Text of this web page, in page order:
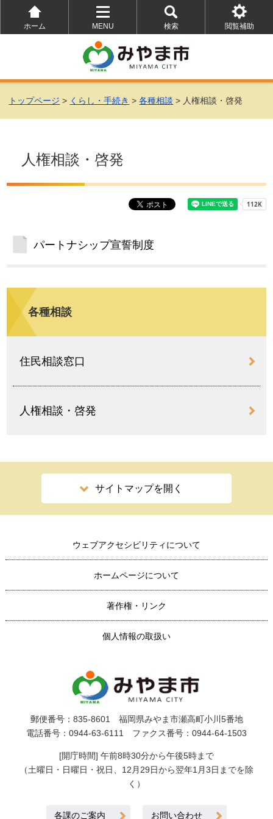
ホーム
MENU
を
開
く
検索
を
開
く
閲覧補助
を
トップページ > くらし・手続き >各種相談 > 人権相談・啓発
人権相談・啓発
パートナシップ宣誓制度
各種相談
住民相談窓口
人権相談・啓発
サイトマップを開く
ウェブアクセシビリティについて
ホームページについて
著作権・リンク
個人情報の取扱い
郵便番号：835-8601 福岡県みやま市瀬高町小川5番地
電話番号：0944-63-6111 ファクス番号：0944-64-1503
[開庁時間] 午前8時30分から午後5時まで
（土曜日・日曜日・祝日、12月29日から翌年1月3日までを除
く）
各課のご案内 お問い合わせ